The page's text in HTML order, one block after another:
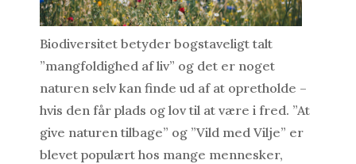
Biodiversitet betyder bogstaveligt talt
”mangfoldighed af liv” og det er noget
naturen selv kan finde ud af at opretholde ­–
hvis den får plads og lov til at være i fred. ”At
give naturen tilbage” og ”Vild med Vilje” er
blevet populært hos mange mennesker,